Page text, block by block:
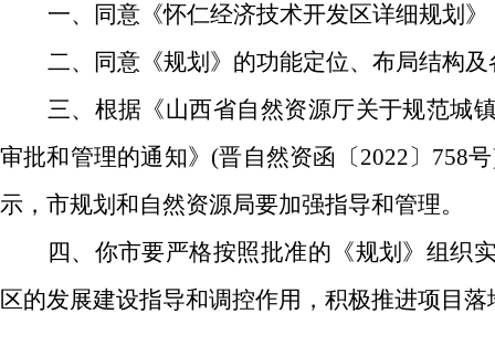
一、同意《怀仁经济技术开发区详细规划
二、同意《规划》的功能定位、布局结构
三、根据《山西省自然资源厅关于规范城
审批和管理的通知》 (晋自然资函〔2022〕758
示，市规划和自然资源局要加强指导和管理。
四、你市要严格按照批准的《规划》组织
区的发展建设指导和调控作用，积极推进项目落